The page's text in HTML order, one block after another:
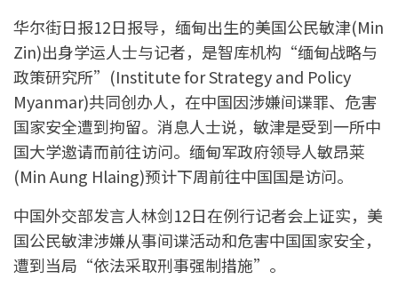
华尔街日报12日报导，缅甸出生的美国公民敏津(Min
Zin)出身学运人士与记者，是智库机构“缅甸战略与
政策研究所”(Institute for Strategy and Policy
Myanmar)共同创办人，在中国因涉嫌间谍罪、危害
国家安全遭到拘留。消息人士说，敏津是受到一所中
国大学邀请而前往访问。缅甸军政府领导人敏昂莱
(Min Aung Hlaing)预计下周前往中国国是访问。
中国外交部发言人林剑12日在例行记者会上证实，美
国公民敏津涉嫌从事间谍活动和危害中国国家安全，
遭到当局“依法采取刑事强制措施”。